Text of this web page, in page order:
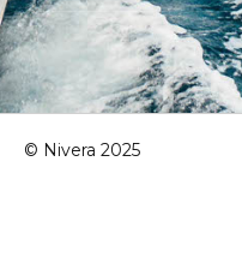
© Nivera 2025